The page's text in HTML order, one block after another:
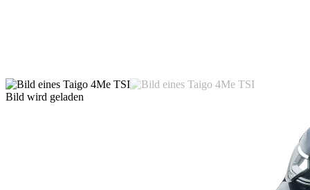
Bild wird geladen